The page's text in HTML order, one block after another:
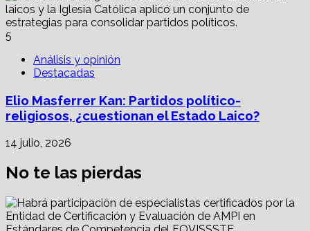
5
Análisis y opinión
Destacadas
Elio Masferrer Kan: Partidos político-
religiosos, ¿cuestionan el Estado Laico?
14 julio, 2026
No te las pierdas